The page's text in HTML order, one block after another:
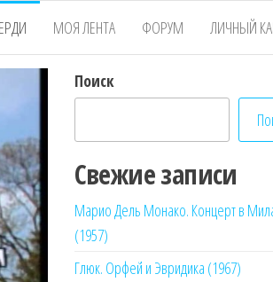
МОЯ ЛЕНТА ФОРУМ ЛИЧНЫЙ
Поиск
Свежие записи
Марио Дель Монако. Концерт в
(1957)
Глюк. Орфей и Эвридика (1967)